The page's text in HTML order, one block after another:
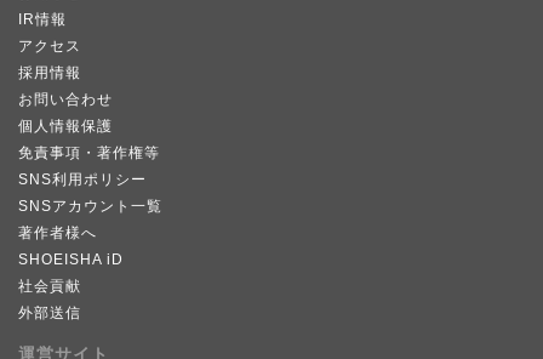
IR情報
アクセス
採用情報
お問い合わせ
個人情報保護
免責事項・著作権等
SNS利用ポリシー
SNSアカウント一覧
著作者様へ
SHOEISHA iD
社会貢献
外部送信
運営サイト